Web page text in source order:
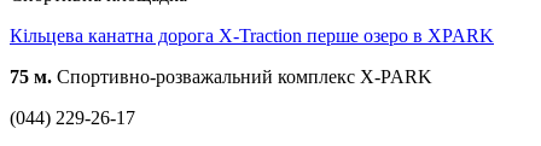
Кільцева канатна дорога X-Traction перше озеро в XPARK
75 м. Спортивно-розважальний комплекс X-PARK
(044) 229-26-17